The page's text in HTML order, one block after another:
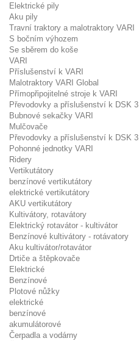
Elektrické pily
Aku pily
Travní traktory a malotraktory VARI
S bočním výhozem
Se sběrem do koše
VARI
Příslušenství k VARI
Malotraktory VARI Global
Přímopřipojitelné stroje k VARI
Převodovky a příslušenství k DSK
Bubnové sekačky VARI
Mulčovače
Převodovky a příslušenství k DSK
Pohonné jednotky VARI
Ridery
Vertikutátory
benzínové vertikutátory
elektrické vertikutátory
AKU vertikutátory
Kultivátory, rotavátory
Elektrický rotavátor - kultivátor
Benzínové kultivátory - rotávatory
Aku kultivátor/rotavátor
Drtiče a štěpkovače
Elektrické
Benzínové
Plotové nůžky
elektrické
benzínové
akumulátorové
Čerpadla a vodárny